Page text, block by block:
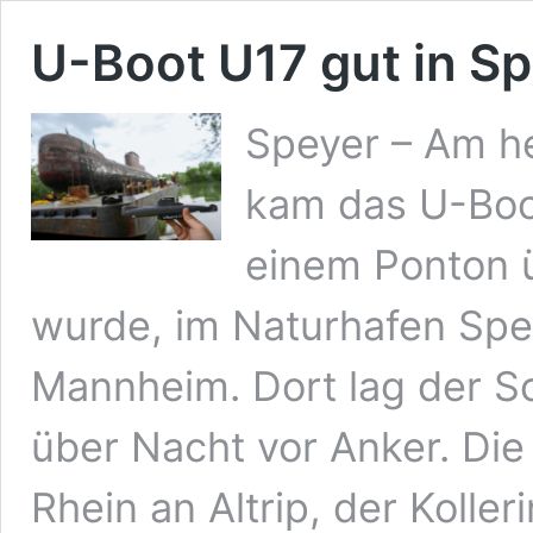
U-Boot U17 gut in
Speyer – Am
kam das U-
einem Ponton
wurde, im Naturhafen
Mannheim. Dort lag der
über Nacht vor Anker.
Rhein an Altrip, der